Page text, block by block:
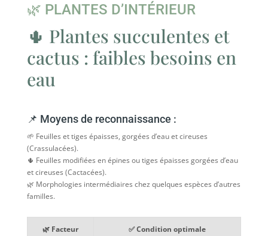
🌿 PLANTES D’INTÉRIEUR
🌵 Plantes succulentes et
cactus : faibles besoins en
eau
📌 Moyens de reconnaissance :
🌱 Feuilles et tiges épaisses, gorgées d’eau et cireuses
(Crassulacées).
🌵 Feuilles modifiées en épines ou tiges épaisses gorgées d’eau
et cireuses (Cactacées).
🌿 Morphologies intermédiaires chez quelques espèces d’autres
familles.
🌿 Facteur ✅ Condition optimale